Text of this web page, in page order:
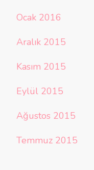
Ocak 2016
Aralık 2015
Kasım 2015
Eylül 2015
Ağustos 2015
Temmuz 2015